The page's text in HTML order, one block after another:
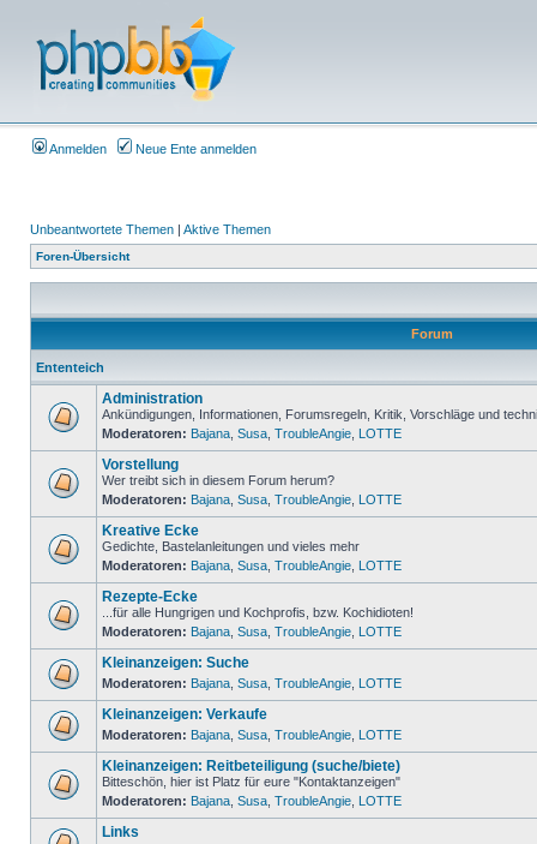
Anmelden Neue Ente anmelden
Unbeantwortete Themen | Aktive Themen
Foren-Übersicht
Forum
Ententeich
Administration
Ankündigungen, Informationen, Forumsregeln, Kritik, Vorschläge und
Moderatoren: Bajana Susa TroubleAngie LOTTE
Vorstellung
Wer treibt sich in diesem Forum herum?
Moderatoren: Bajana Susa TroubleAngie LOTTE
Kreative Ecke
Gedichte, Bastelanleitungen und vieles mehr
Moderatoren: Bajana Susa TroubleAngie LOTTE
Rezepte-Ecke
...für alle Hungrigen und Kochprofis, bzw. Kochidioten!
Moderatoren: Bajana Susa TroubleAngie LOTTE
Kleinanzeigen: Suche
Moderatoren: Bajana Susa TroubleAngie LOTTE
Kleinanzeigen: Verkaufe
Moderatoren: Bajana Susa TroubleAngie LOTTE
Kleinanzeigen: Reitbeteiligung (suche/biete)
Bitteschön, hier ist Platz für eure "Kontaktanzeigen"
Moderatoren: Bajana Susa TroubleAngie LOTTE
Links